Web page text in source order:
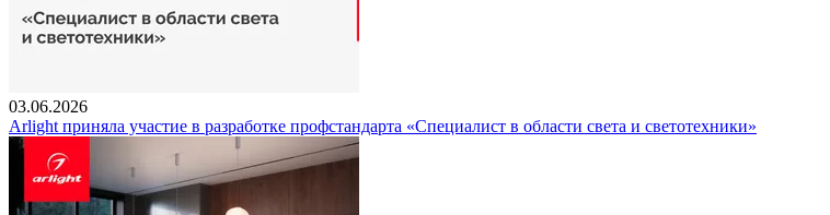
03.06.2026
Arlight приняла участие в разработке профстандарта «Специалист в области света и светотехники»